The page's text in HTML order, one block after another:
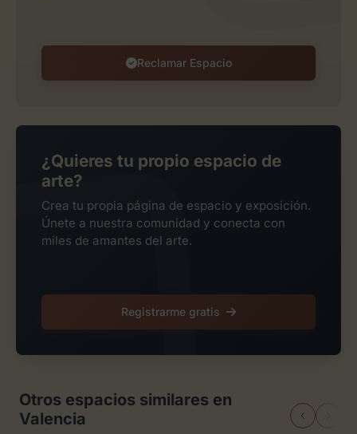
Reclamar Espacio
¿Quieres tu propio espacio de
arte?
Crea tu propia página de espacio y exposición.
Únete a nuestra comunidad y conecta con
miles de amantes del arte.
Registrarme gratis
Otros espacios similares en
Valencia